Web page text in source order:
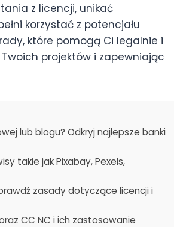
z licencji, unikać
korzystać z potencjału
które pomogą Ci legalnie i
projektów i zapewniając
lub blogu? Odkryj najlepsze banki
takie jak Pixabay, Pexels,
zasady dotyczące licencji i
CC NC i ich zastosowanie